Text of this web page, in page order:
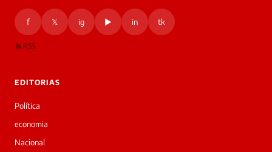
f 𝕏 ig ▶ in tk
RSS
EDITORIAS
Política
economia
Nacional